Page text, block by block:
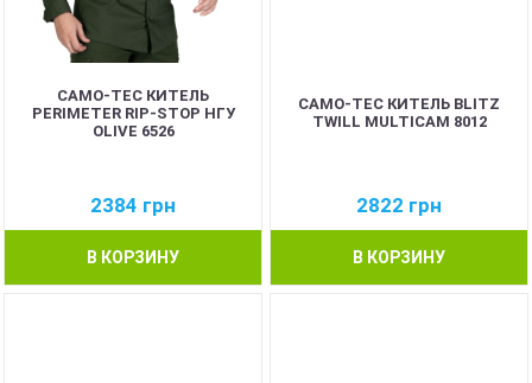
CAMO-TEC КИТЕЛЬ
PERIMETER RIP-STOP НГУ
OLIVE 6526
2384 грн
В КОРЗИНУ
CAMO-TEC КИТЕЛЬ BLITZ
TWILL MULTICAM 8012
2822 грн
В КОРЗИНУ